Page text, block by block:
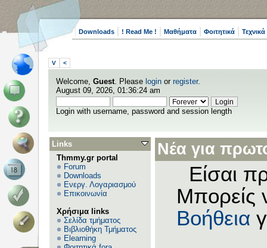
Downloads ! Read Me ! Μαθήματα Φοιτητικά
V <
Welcome, Guest. Please login or register.
August 09, 2026, 01:36:24 am
Login with username, password and session length
Links
Thmmy.gr portal
Forum
Downloads
Ενεργ. Λογαριασμού
Επικοινωνία
Χρήσιμα links
Σελίδα τμήματος
Βιβλιοθήκη Τμήματος
Elearning
Νέα για
Είσαι
Μπορείς
Βοήθεια